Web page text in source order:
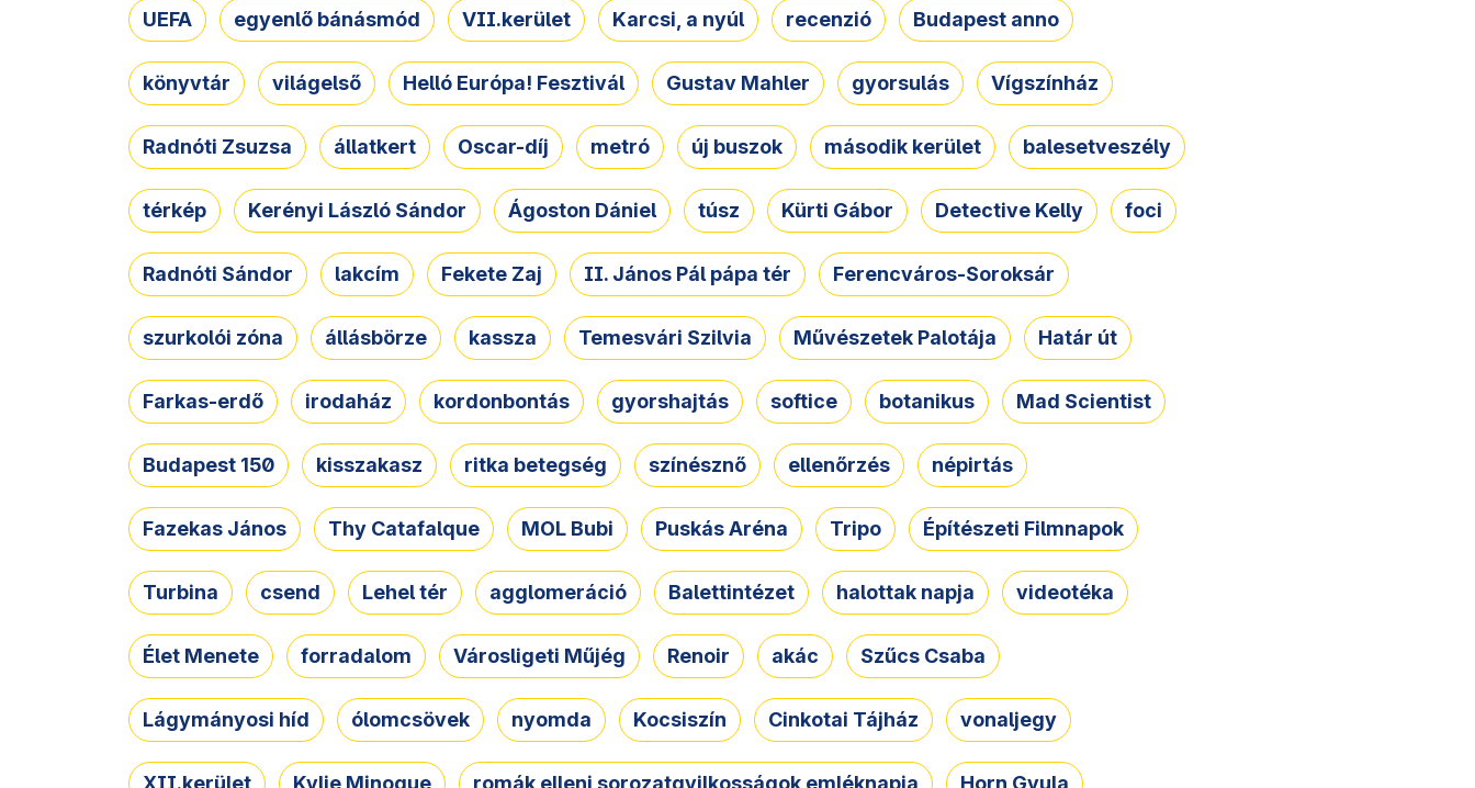
UEFA egyenlő bánásmód VII.kerület Karcsi, a nyúl recenzió Budapest anno
könyvtár világelső Helló Európa! Fesztivál Gustav Mahler gyorsulás Vígszínház
Radnóti Zsuzsa állatkert Oscar-díj metró új buszok második kerület balesetveszély
térkép Kerényi László Sándor Ágoston Dániel túsz Kürti Gábor Detective Kelly foci
Radnóti Sándor lakcím Fekete Zaj II. János Pál pápa tér Ferencváros-Soroksár
szurkolói zóna állásbörze kassza Temesvári Szilvia Művészetek Palotája Határ út
Farkas-erdő irodaház kordonbontás gyorshajtás softice botanikus Mad Scientist
Budapest 150 kisszakasz ritka betegség színésznő ellenőrzés népirtás
Fazekas János Thy Catafalque MOL Bubi Puskás Aréna Tripo Építészeti Filmnapok
Turbina csend Lehel tér agglomeráció Balettintézet halottak napja videotéka
Élet Menete forradalom Városligeti Műjég Renoir akác Szűcs Csaba
Lágymányosi híd ólomcsövek nyomda Kocsiszín Cinkotai Tájház vonaljegy
XII.kerület Kylie Minogue romák elleni sorozatgyilkosságok emléknapja Horn Gyula